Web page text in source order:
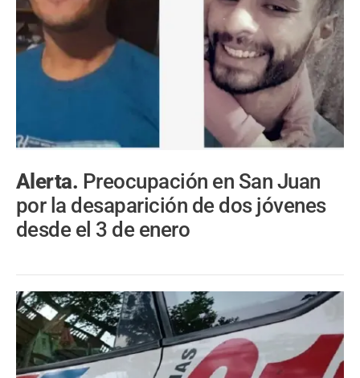
Alerta. Preocupación en San Juan
por la desaparición de dos jóvenes
desde el 3 de enero